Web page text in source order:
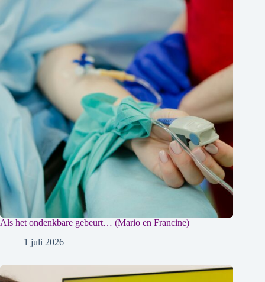
Als het ondenkbare gebeurt… (Mario en Francine)
1 juli 2026